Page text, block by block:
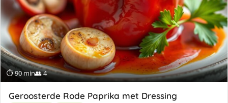
⏱ 90 min👥 4
Geroosterde Rode Paprika met Dressing